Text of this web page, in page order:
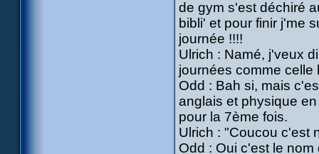
de gym s'est déchiré
bibli' et pour finir j'me
journée !!!!
Ulrich : Namé, j'veux
journées comme celle
Odd : Bah si, mais
anglais et physique
pour la 7ème fois.
Ulrich : "Coucou c'est
Odd : Oui c'est le